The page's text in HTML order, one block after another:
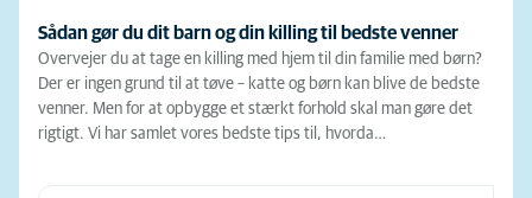
Sådan gør du dit barn og din killing til bedste venner
Overvejer du at tage en killing med hjem til din familie med børn?
Der er ingen grund til at tøve – katte og børn kan blive de bedste
venner. Men for at opbygge et stærkt forhold skal man gøre det
rigtigt. Vi har samlet vores bedste tips til, hvorda…